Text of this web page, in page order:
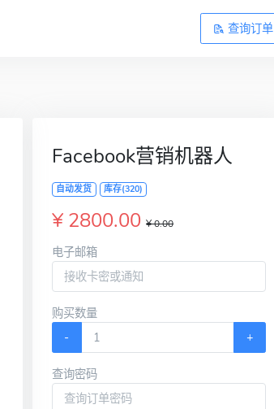
查询订单
Facebook营销机器人
自动发货 库存(320)
¥ 2800.00 ¥ 0.00
电子邮箱
购买数量
-
+
查询密码